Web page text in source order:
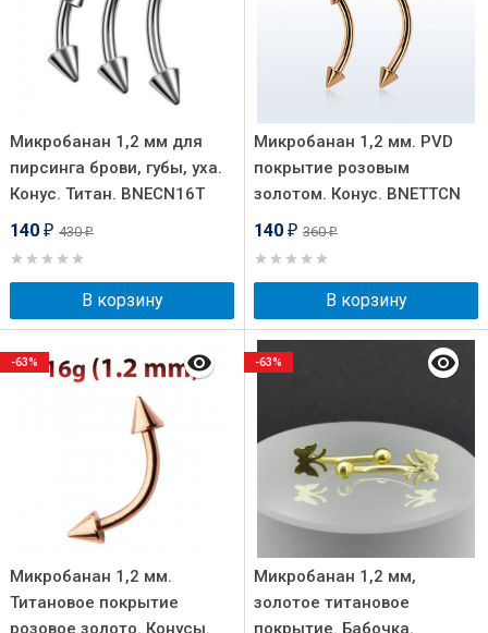
Микробанан 1,2 мм для
пирсинга брови, губы, уха.
Конус. Титан. BNECN16T
140 ₽ 430₽
В корзину
Микробанан 1,2 мм. PVD
покрытие розовым
золотом. Конус. BNETTCN
140 ₽ 360₽
В корзину
Микробанан 1,2 мм.
Титановое покрытие
розовое золото. Конусы.
-63%
Микробанан 1,2 мм,
золотое титановое
покрытие. Бабочка.
-63%